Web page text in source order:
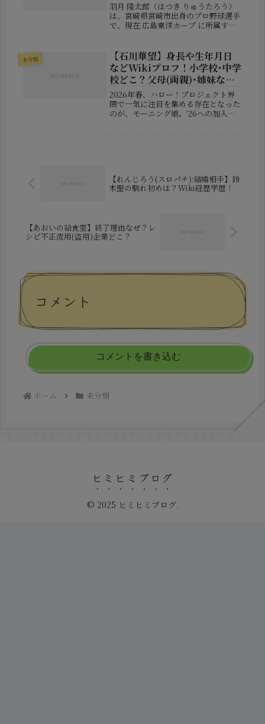
羽月 隆太郎（はつき りゅうたろう）
は、宮崎県宮崎市出身のプロ野球選手
で、現在 広島東洋カープ に所属する
れ、身体能力の高さと機動力のあるプ
レーが特徴です。1999年4月1...
未分類
【石川華望】身長や生年月日
などWikiプロフ！小学校･中学
校どこ？父母(両親)･姉妹など
家族構成！
2026年春、ハロー！プロジェクト界
隈で一気に注目を集める存在となった
のが、モーニング娘。’26への加入が
【れんじろう(スロパチ):結婚相手】鈴
木聖の馴れ初めは？Wiki経歴学歴！
【あおいの給食室】終了理由なぜ？レ
シピ不正流用(盗用)企業どこ？
コメント
コメントを書き込む
ホーム 未分類
ヒミヒミブログ
© 2025 ヒミヒミブログ.